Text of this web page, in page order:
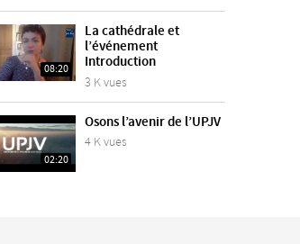
08:20
La cathédrale et
l’événement
Introduction
3 K vues
02:20
Osons l’avenir de l’UPJV
4 K vues